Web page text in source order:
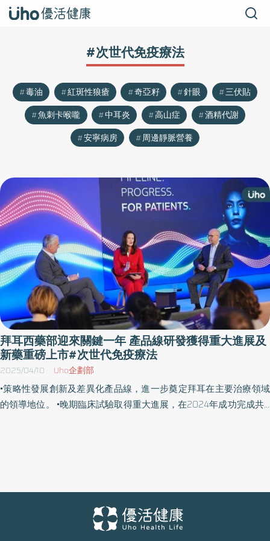
#次世代免疫療法
毒油 紅斑性狼瘡 奇亞籽 針眼
三伏貼
魚刺卡喉嚨
中耳炎 高山症
酒精代謝
安寧病房
周邊靜脈營養
拜耳西藥部迎來關鍵一年 產品線研發獲得重大進展及
新藥重磅上市#次世代免疫療法
2025/04/10 Uho企劃部
•策略性發展創新及差異化產品線，進一步奠定拜耳在主要治療領域
的領導地位。 •晚期臨床試驗取得重大進展，在2024年成功完成共9
包含腫瘤、心血管疾病、神經學與罕見疾病，及免疫學。拜耳也在
細胞及基因治療取得重大進展，達成重要的臨床試驗里程碑，特別